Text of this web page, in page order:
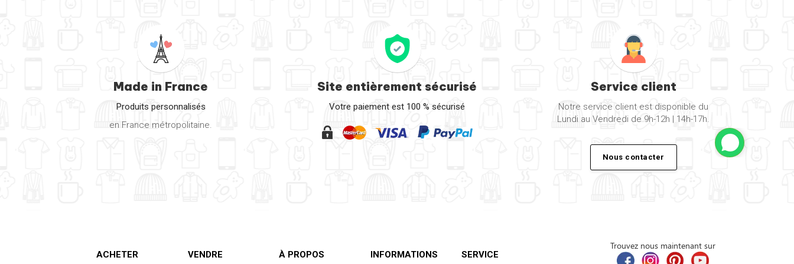
Made in France
Produits personnalisés
en France métropolitaine.
Site entièrement sécurisé
Votre paiement est 100 % sécurisé
Service client
Notre service client est disponible du
Lundi au Vendredi de 9h-12h | 14h-17h.
Nous contacter
ACHETER VENDRE À PROPOS INFORMATIONS SERVICE
Trouvez nous maintenant sur